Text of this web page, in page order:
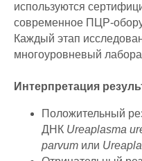
используются
современное ПЦР-
Каждый этап
многоуровневый
Интерпретация
Положительный
ДНК Ureaplasma
parvum или